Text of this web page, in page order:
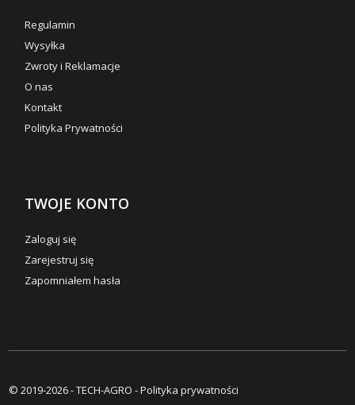
Regulamin
Wysyłka
Zwroty i Reklamacje
O nas
Kontakt
Polityka Prywatności
TWOJE KONTO
Zaloguj się
Zarejestruj się
Zapomniałem hasła
© 2019-2026 - TECH-AGRO -Polityka prywatności